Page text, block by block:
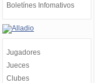
Boletínes Infomativos
Jugadores
Jueces
Clubes